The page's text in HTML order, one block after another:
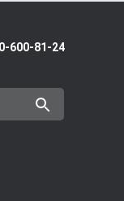
600-81-24